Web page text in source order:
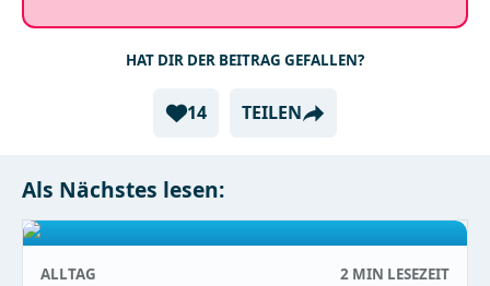
HAT DIR DER BEITRAG GEFALLEN?
14 TEILEN
Als Nächstes lesen:
ALLTAG 2 MIN LESEZEIT